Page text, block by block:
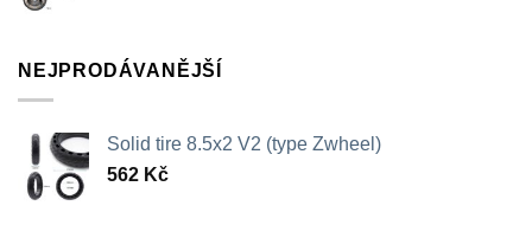
NEJPRODÁVANĚJŠÍ
Solid tire 8.5x2 V2 (type Zwheel)
562 Kč